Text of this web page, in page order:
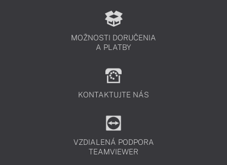
MOŽNOSTI DORUČENIA
A PLATBY
KONTAKTUJTE NÁS
VZDIALENÁ PODPORA
TEAMVIEWER